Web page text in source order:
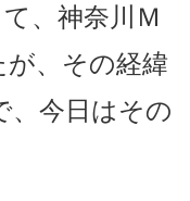
、神奈川Ｍ
、その経緯
、今日はその